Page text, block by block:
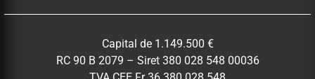
Capital de 1.149.500 €
RC 90 B 2079 – Siret 380 028 548 00036